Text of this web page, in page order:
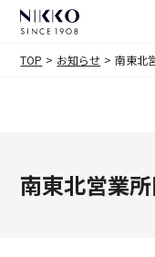
TOP お知らせ 南東北
南東北営業